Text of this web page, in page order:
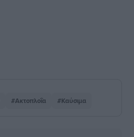
#Ακτοπλοΐα #Καύσιμα